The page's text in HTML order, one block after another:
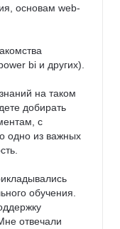
основам web-
bi и других).
на таком
добирать
с
одно из важных
обучения.
отвечали